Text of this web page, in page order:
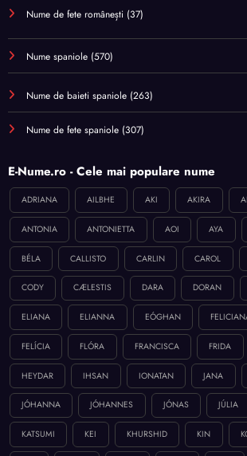
Nume de fete românești (37)
Nume spaniole (570)
Nume de baieti spaniole (263)
Nume de fete spaniole (307)
E-Nume.ro - Cele mai populare nume
ADRIANA AILBHE AKI AKIRA
ANTONIA ANTONIETTA AOI AYA
BÉLA CALLISTO CARLIN CAROL
CODY CÆLESTIS DARA DORAN
ELIANA ELIANNA EÓGHAN
FELÍCIA FLÓRA FRANCISCA FRIDA
HEYDAR IHSAN IONATAN JANA
JÓHANNA JÓHANNES JÓNAS JÚLIA
KATSUMI KEI KHURSHID KIN